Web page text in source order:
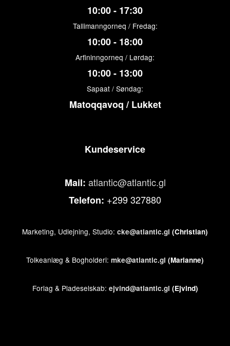
10:00 - 17:30
Tallimanngorneq / Fredag:
10:00 - 18:00
Arfininngorneq / Lørdag:
10:00 - 13:00
Sapaat / Søndag:
Matoqqavoq / Lukket
Kundeservice
Mail: atlantic@atlantic.gl
Telefon: +299 327880
Marketing, Udlejning, Studio: cke@atlantic.gl (Christian)
Tolkeanlæg & Bogholderi: mke@atlantic.gl (Marianne)
Forlag & Pladeselskab: ejvind@atlantic.gl (Ejvind)